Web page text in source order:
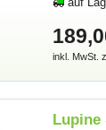
inkl. MwSt.
Lupine